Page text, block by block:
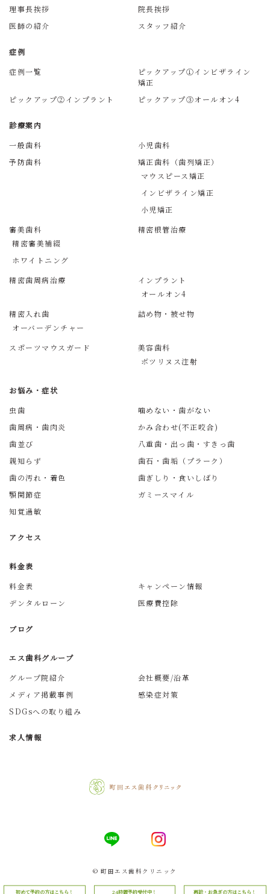
理事長挨拶
院長挨拶
医師の紹介
スタッフ紹介
症例
症例一覧
ピックアップ①インビザライン
矯正
ピックアップ②インプラント
ピックアップ③オールオン4
診療案内
一般歯科
小児歯科
予防歯科
矯正歯科（歯列矯正）
マウスピース矯正
インビザライン矯正
小児矯正
審美歯科
精密審美補綴
ホワイトニング
精密根管治療
精密歯周病治療
インプラント
オールオン4
精密入れ歯
オーバーデンチャー
詰め物・被せ物
スポーツマウスガード
美容歯科
ボツリヌス注射
お悩み・症状
虫歯
噛めない・歯がない
歯周病・歯肉炎
かみ合わせ(不正咬合)
歯並び
八重歯・出っ歯・すきっ歯
親知らず
歯石・歯垢（プラーク）
歯の汚れ・着色
歯ぎしり・食いしばり
顎関節症
ガミースマイル
知覚過敏
アクセス
料金表
料金表
キャンペーン情報
デンタルローン
医療費控除
ブログ
エス歯科グループ
グループ院紹介
会社概要/沿革
メディア掲載事例
感染症対策
SDGsへの取り組み
求人情報
© 町田エス歯科クリニック